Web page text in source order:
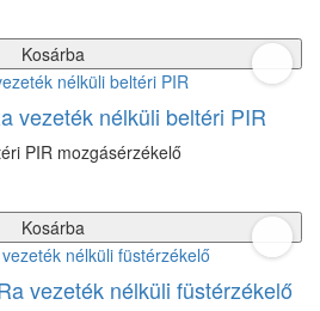
Kosárba
vezeték nélküli beltéri PIR
PIR mozgásérzékelő
Kosárba
vezeték nélküli füstérzékelő